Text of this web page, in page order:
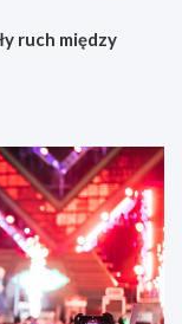
ruch między